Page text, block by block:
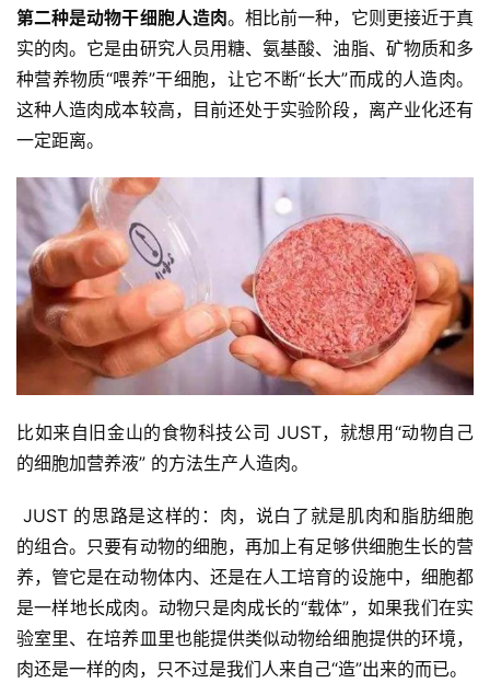
第二种是动物干细胞人造肉。相比前一种，它则更接近于真
实的肉。它是由研究人员用糖、氨基酸、油脂、矿物质和多
种营养物质“喂养”干细胞，让它不断“长大”而成的人造肉。
这种人造肉成本较高，目前还处于实验阶段，离产业化还有
一定距离。
比如来自旧金山的食物科技公司 JUST，就想用“动物自己
的细胞加营养液” 的方法生产人造肉。
JUST 的思路是这样的：肉，说白了就是肌肉和脂肪细胞
的组合。只要有动物的细胞，再加上有足够供细胞生长的营
养，管它是在动物体内、还是在人工培育的设施中，细胞都
是一样地长成肉。动物只是肉成长的“载体”，如果我们在实
验室里、在培养皿里也能提供类似动物给细胞提供的环境，
肉还是一样的肉，只不过是我们人来自己“造”出来的而已。